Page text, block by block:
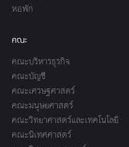
หอพัก
คณะ
คณะบริหารธุรกิจ
คณะบัญชี
คณะเศรษฐศาสตร์
คณะมนุษยศาสตร์
คณะวิทยาศาสตร์และเทคโนโลยี
คณะนิเทศศาสตร์